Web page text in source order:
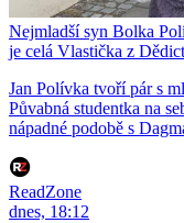
Nejmladší syn Bolka
je celá Vlastička z
Jan Polívka tvoří pár s
Půvabná studentka na
nápadné podobě s
ReadZone
dnes, 18:12